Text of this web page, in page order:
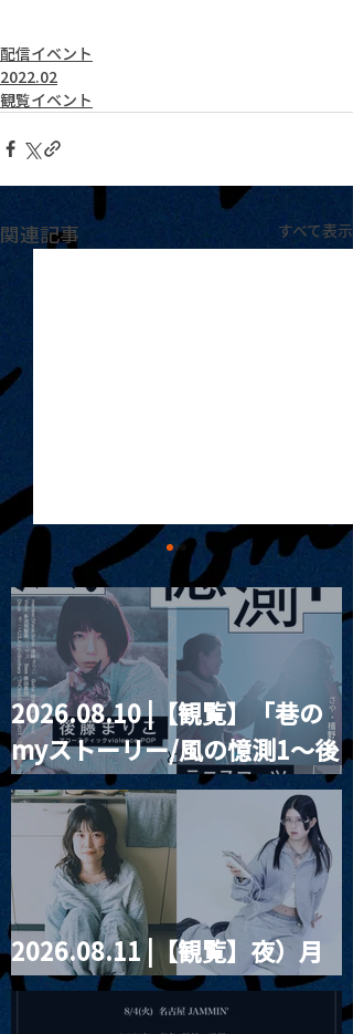
配信イベント
2022.02
観覧イベント
関連記事 すべて表示
MoonRomantic
Channel1周年記念Live
2026.08.10 |【観覧】「巷の
myストーリー/風の憶測1～後
藤まりこアコースティック
violence POPとテニスコー
ツ」
2026.08.11 |【観覧】夜）月
見ル君想フpre. Sugar Shock